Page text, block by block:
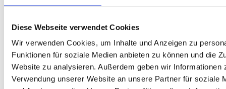
Diese Webseite verwendet Cookies
Wir verwenden Cookies, um Inhalte und Anzeigen zu
Funktionen für soziale Medien anbieten zu können und die
Website zu analysieren. Außerdem geben wir Informationen
Verwendung unserer Website an unsere Partner für soziale
Wir sind für Sie